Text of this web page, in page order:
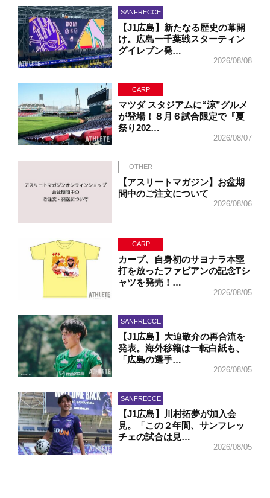
SANFRECCE
【J1広島】新たなる歴史の幕開
け。広島ー千葉戦スターティン
グイレブン発…
2026/08/08
CARP
マツダ スタジアムに“涼”グルメ
が登場！８月６試合限定で『夏
祭り202…
2026/08/07
OTHER
【アスリートマガジン】お盆期
間中のご注文について
2026/08/06
CARP
カープ、自身初のサヨナラ本塁
打を放ったファビアンの記念Tシ
ャツを発売！…
2026/08/05
SANFRECCE
【J1広島】大迫敬介の再合流を
発表。海外移籍は一転白紙も、
「広島の選手…
2026/08/05
SANFRECCE
【J1広島】川村拓夢が加入会
見。「この２年間、サンフレッ
チェの試合は見…
2026/08/05